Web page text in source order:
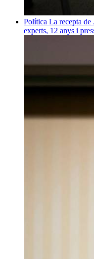
Política La recepta de
experts, 12 anys i